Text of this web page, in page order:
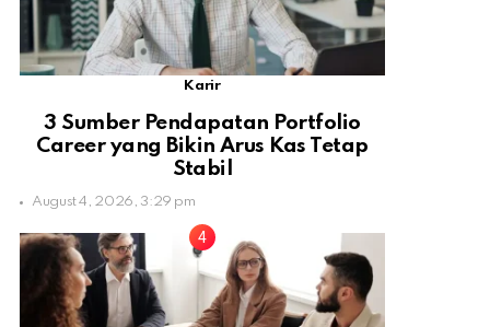
Karir
3 Sumber Pendapatan Portfolio
Career yang Bikin Arus Kas Tetap
Stabil
August 4, 2026, 3:29 pm